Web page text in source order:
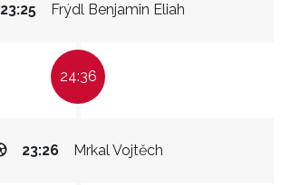
Frýdl Benjamin Eliah
23:25
24:36
Mrkal Vojtěch
23:26